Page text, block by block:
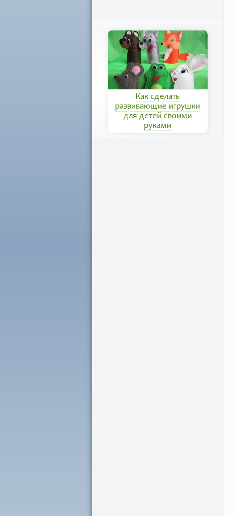
Как сделать
развивающие игрушки
для детей своими
руками